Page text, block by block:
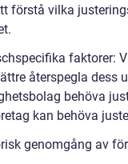
förstå vilka
faktorer:
återspegla dess
behöva
kan behöva
genomgång av